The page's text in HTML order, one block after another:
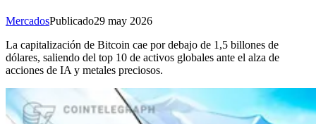
MercadosPublicado29 may 2026
La capitalización de Bitcoin cae por debajo de 1,5 billones de
dólares, saliendo del top 10 de activos globales ante el alza de
acciones de IA y metales preciosos.